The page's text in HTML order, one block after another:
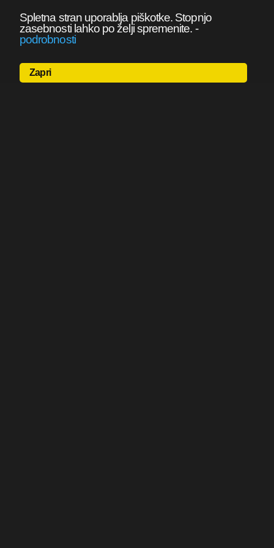
Spletna stran uporablja piškotke. Stopnjo
zasebnosti lahko po želji spremenite. -
podrobnosti
Zapri